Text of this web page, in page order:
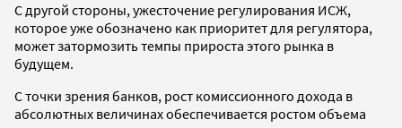
С другой стороны, ужесточение регулирования ИСЖ,
которое уже обозначено как приоритет для регулятора,
может затормозить темпы прироста этого рынка в
будущем.
С точки зрения банков, рост комиссионного дохода в
абсолютных величинах обеспечивается ростом объема